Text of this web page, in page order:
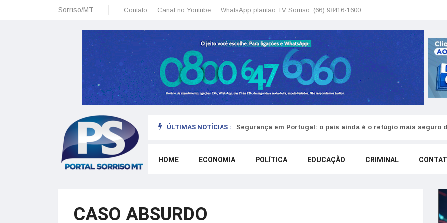
Sorriso/MT Contato Canal no Youtube WhatsApp plantão TV Sorriso: (66) 98416-1600
ÚLTIMAS NOTÍCIAS :
político e os principais candidatos no brasil Segurança em Portugal: o país ainda é o refúgio mais seguro
HOME ECONOMIA POLÍTICA EDUCAÇÃO CRIMINAL
CASO ABSURDO